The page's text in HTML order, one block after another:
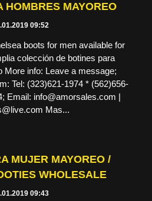
HOMBRES MAYOREO
09:52
boots for men available for
colección de botines para
More info: Leave a message;
Tel: (323)621-1974 * (562)656-
Email: info@amorsales.com |
Mas...
MUJER MAYOREO /
WHOLESALE
09:43